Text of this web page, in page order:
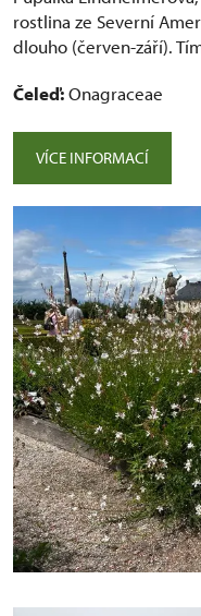
rostlina ze Severní
dlouho (červen-září).
Čeleď:Onagraceae
VÍCE INFORMACÍ